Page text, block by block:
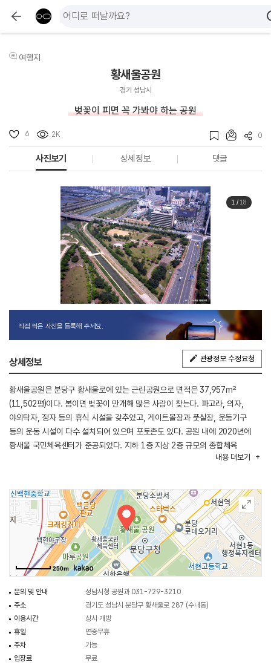
여행지
황새울공원
경기 성남시
벚꽃이 피면 꼭 가봐야 하는 공원
6 2K 0
사진보기 상세정보 댓글
1/ 18
직접 찍은 사진을 등록해 주세요.
상세정보 관광정보 수정요청
황새울공원은 분당구 황새울로에 있는 근린공원으로 면적은 37,957㎡
(11,502평)이다. 봄이면 벚꽃이 만개해 많은 사람이 찾는다. 파고라, 의자,
야외탁자, 정자 등의 휴식 시설을 갖추었고, 게이트볼장과 풋살장, 운동기구
등의 운동 시설이 다수 설치되어 있으며 포토존도 있다. 공원 내에 2020년에
황새울 국민체육센터가 준공되었다. 지하 1층 지상 2층 규모의 종합체육
문화시설에는 실내 게이트볼장과 수영장, 다목적체육관, 헬스장, GX룸 등이
내용 더보기
250m
문의 및 안내
성남시청 공원과 031-729-3210
주소
경기도 성남시 분당구 황새울로 287 (수내동)
이용시간
상시 개방
휴일
연중무휴
주차
가능
입장료
무료